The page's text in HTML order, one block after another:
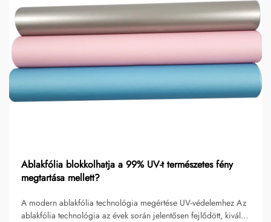
Ablakfólia blokkolhatja a 99% UV-t természetes fény
megtartása mellett?
A modern ablakfólia technológia megértése UV-védelemhez Az
ablakfólia technológia az évek során jelentősen fejlődött, kiváló